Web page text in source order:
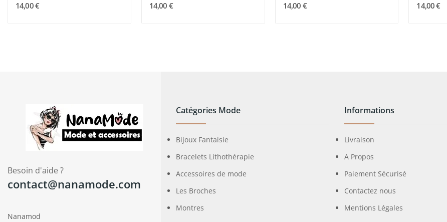
14,00 € 14,00 € 14,00 € 14,00 €
Besoin d'aide ?
contact@nanamode.com
Nanamod
Catégories Mode
Bijoux Fantaisie
Bracelets Lithothérapie
Accessoires de mode
Les Broches
Montres
Informations
Livraison
A Propos
Paiement Sécurisé
Contactez nous
Mentions Légales